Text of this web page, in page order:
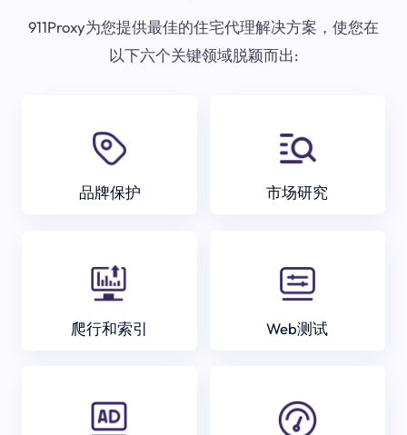
911Proxy为您提供最佳的住宅代理解决方案，使您在
以下六个关键领域脱颖而出:
品牌保护 市场研究
爬行和索引 Web测试